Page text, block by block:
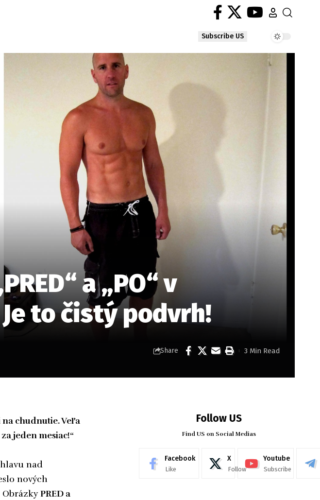
Subscribe US
a „PO“ v
to čistý podvrh!
Share 3 Min Read
chudnutie. Veľa
jeden mesiac!“
nad
nových
ObrázkyPRED a
Follow US
Find US on Social Medias
Facebook
Like
X
Follow
Youtube
Subscribe